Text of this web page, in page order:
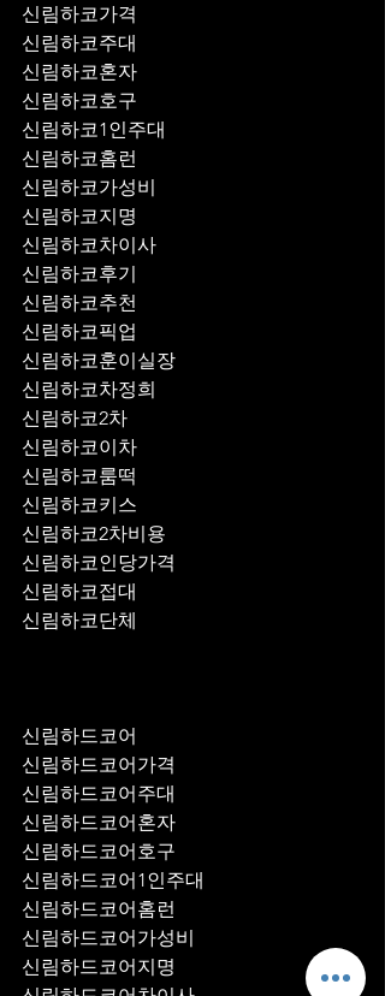
신림하코가격
신림하코주대
신림하코혼자
신림하코호구
신림하코1인주대
신림하코홈런
신림하코가성비
신림하코지명
신림하코차이사
신림하코후기
신림하코추천
신림하코훈이실장
신림하코차정희
신림하코2차
신림하코이차
신림하코룸떡
신림하코키스
신림하코2차비용
신림하코인당가격
신림하코접대
신림하코단체
신림하드코어
신림하드코어가격
신림하드코어주대
신림하드코어혼자
신림하드코어호구
신림하드코어1인주대
신림하드코어홈런
신림하드코어가성비
신림하드코어지명